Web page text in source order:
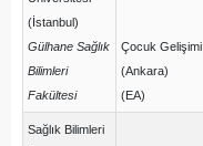
(İstanbul)
Gülhane Sağlık
Bilimleri
Fakültesi
Çocuk Gelişimi
(Ankara)
(EA)
Sağlık Bilimleri